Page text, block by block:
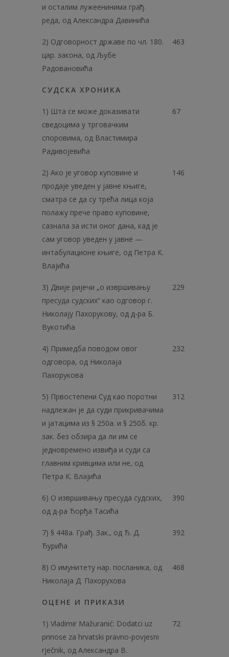
и осталим лужеенинима грађ.
реда, од Александра Давинића
2) Одговорност државе по чл. 180.
цар. закона, од Љубе
Радовановића
463
СУДСКА ХРОНИКА
1) Шта се може доказивати
сведоцима у трговачким
споровима, од Властимира
Радивојевића
67
2) Ако је уговор куповине и
продаје уведен у јавне књиге,
сматра се да су трећа лица која
полажу прече право куповине,
сазнала за исти оног дана, кад је
сам уговор уведен у јавне —
интабулационе књиге, од Петра К.
Влајића
146
3) Двије ријечи „о извршивању
пресуда судских“ као одговор г.
Николају Пахорукову, од д-ра Б.
Вукотића
229
4) Примедба поводом овог
одговора, од Николаја
Пахорукова
232
5) Првостепени Суд као поротни
надлежан је да суди прикривачима
и јатацима из § 250а. и § 250б. кр.
зак. без обзира да ли им се
једновремено извиђа и суди са
главним кривцима или не, од
Петра К. Влајића
312
6) О извршивању пресуда судских,
од д-ра Ђорђа Тасића
390
7) § 448а. Грађ. Зак., од Ђ. Д.
Ђурића
392
8) О имунитету нар. посланика, од
Николаја Д. Пахорухова
468
ОЦЕНЕ И ПРИКАЗИ
1) Vladimir Mažuranić: Dodatci uz
prinose za hrvatski pravno-povjesni
rječnik, oд Александра В.
72